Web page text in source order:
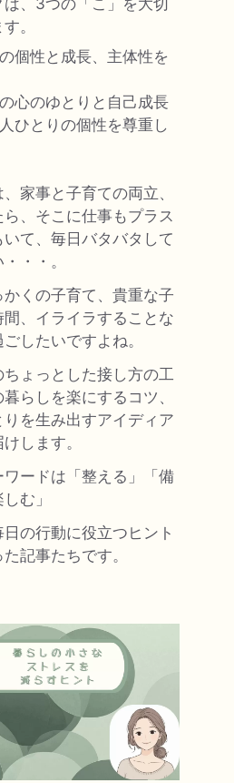
。
個性と成長、主体性を
心のゆとりと自己成長
ひとりの個性を尊重し
家事と子育ての両立、
ら、そこに仕事もプラス
いて、毎日バタバタして
・・。
かくの子育て、貴重な子
間、イライラすることな
したいですよね。
ょっとした接し方の工
らしを楽にするコツ、
りを生み出すアイディア
します。
ードは「整える」「備
む」
の行動に役立つヒント
記事たちです。